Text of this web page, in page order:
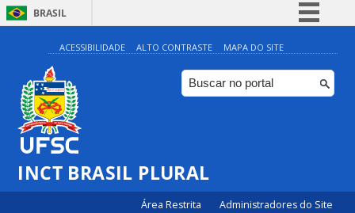
BRASIL
Simplifique!
Comunica BR
Participe
ACESSIBILIDADE ALTO CONTRASTE MAPA DO SITE
INCT BRASIL PLURAL
Área Restrita Administradores do Site